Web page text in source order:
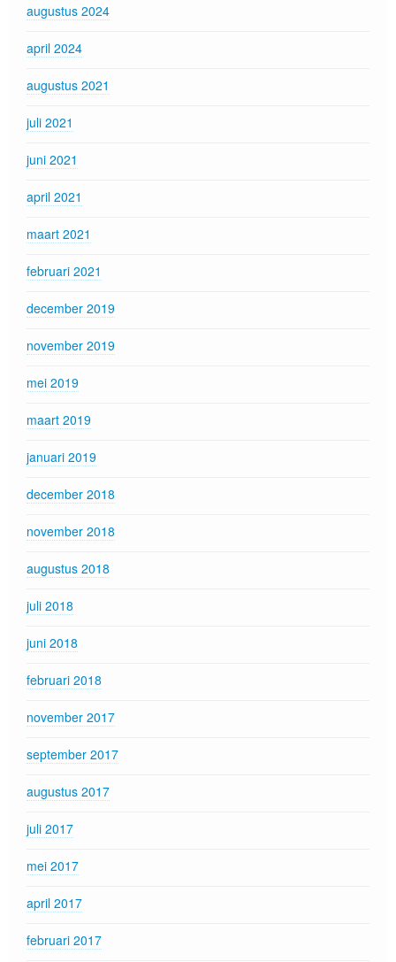
augustus 2024
april 2024
augustus 2021
juli 2021
juni 2021
april 2021
maart 2021
februari 2021
december 2019
november 2019
mei 2019
maart 2019
januari 2019
december 2018
november 2018
augustus 2018
juli 2018
juni 2018
februari 2018
november 2017
september 2017
augustus 2017
juli 2017
mei 2017
april 2017
februari 2017